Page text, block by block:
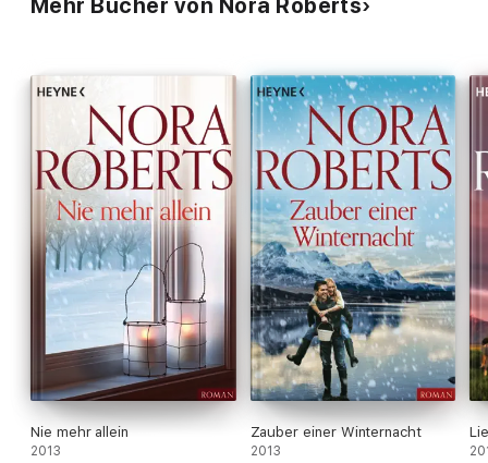
Nie mehr allein
2013
Zauber einer Winternacht
2013